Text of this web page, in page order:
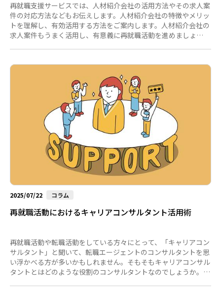
再就職支援サービスでは、人材紹介会社の活用方法やその求人案
件の対応方法などもお伝えします。人材紹介会社の特徴やメリッ
トを理解し、有効活用する方法をご案内します。人材紹介会社の
求人案件もうまく活用し、有意義に再就職活動を進めましょ
2025/07/22 コラム
再就職活動におけるキャリアコンサルタント活用術
再就職活動や転職活動をしている方々にとって、「キャリアコン
サルタント」と聞いて、転職エージェントのコンサルタントを思
い浮かべる方が多いかもしれません。そもそもキャリアコンサル
タントとはどのような役割のコンサルタントなのでしょうか。キ